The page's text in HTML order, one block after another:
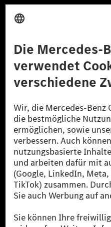
© 2026 Mercedes-Benz Group AG.
reduzierte CO₂-Emissionen bei der
zertifizierte Ausgleichsprojekte
[2] Renewable Charging ist ein
Public in Europa, den USA, Kanada
Ladestation noch kein Strom aus
verwendet Renewable Charging
sicher, dass für Ladevorgänge über
Strommenge aus erneuerbaren
Sie stammen ausschließlich aus
als sechs Jahre sind.
* Inkl. EKOenergy Ökolabel
* Die angegebenen Werte wurden
Messverfahren WLTP (Worldwide